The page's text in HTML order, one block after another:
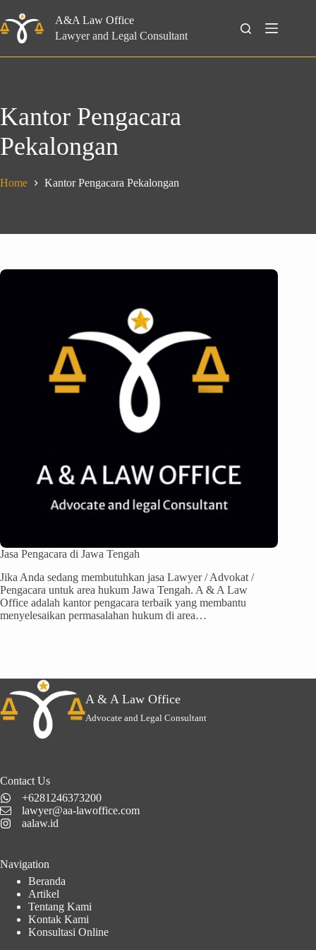
to
content
A&A Law Office
Lawyer and Legal Consultant
Search
Kantor Pengacara
Pekalongan
Home Kantor Pengacara Pekalongan
Jasa Pengacara di Jawa Tengah
Jika Anda sedang membutuhkan jasa Lawyer / Advokat /
Pengacara untuk area hukum Jawa Tengah. A & A Law
Office adalah kantor pengacara terbaik yang membantu
menyelesaikan permasalahan hukum di area…
A & A Law Office
Advocate and Legal Consultant
Contact Us
+6281246373200
lawyer@aa-lawoffice.com
aalaw.id
Navigation
Beranda
Artikel
Tentang Kami
Kontak Kami
Konsultasi Online